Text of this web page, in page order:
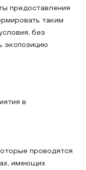
предоставления
таким
без
экспозицию
в
проводятся
имеющих